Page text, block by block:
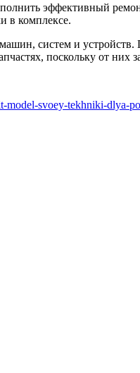
эффективный
в комплексе.
систем и
поскольку от них
model-svoey-tekhniki-dlya-